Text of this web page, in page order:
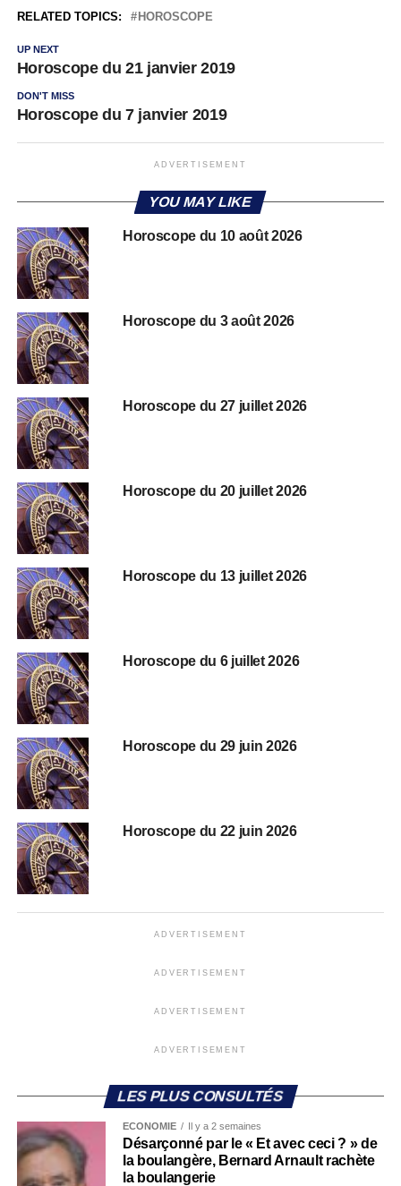
RELATED TOPICS: HOROSCOPE
UP NEXT
Horoscope du 21 janvier 2019
DON'T MISS
Horoscope du 7 janvier 2019
ADVERTISEMENT
YOU MAY LIKE
Horoscope du 10 août 2026
Horoscope du 3 août 2026
Horoscope du 27 juillet 2026
Horoscope du 20 juillet 2026
Horoscope du 13 juillet 2026
Horoscope du 6 juillet 2026
Horoscope du 29 juin 2026
Horoscope du 22 juin 2026
ADVERTISEMENT
ADVERTISEMENT
ADVERTISEMENT
ADVERTISEMENT
LES PLUS CONSULTÉS
ECONOMIE Il y a 2 semaines
Désarçonné par le « Et avec ceci ? » de
la boulangère, Bernard Arnault rachète
la boulangerie